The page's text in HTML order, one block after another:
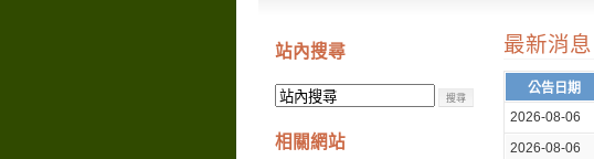
最新消息
公告日期
2026-08-06
2026-08-06
站內搜尋
相關網站